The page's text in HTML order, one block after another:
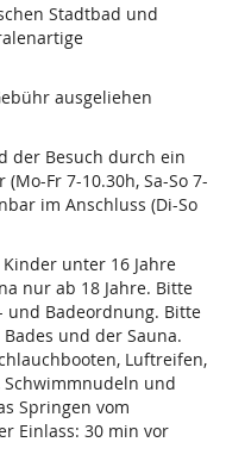
Stadtbad und
ausgeliehen
der Besuch durch ein
Fr 7-10.30h, Sa-So 7-
im Anschluss (Di-So
unter 16 Jahre
nur ab 18 Jahre. Bitte
und Badeordnung. Bitte
und der Sauna.
Luftreifen,
und
Springen vom
Einlass: 30 min vor